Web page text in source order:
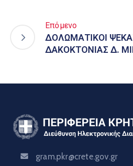
Επόμενο
ΔΟΛΩΜΑΤΙΚΟΙ
ΔΑΚΟΚΤΟΝΙΑΣ Δ.
gram.pkr@crete.gov.gr